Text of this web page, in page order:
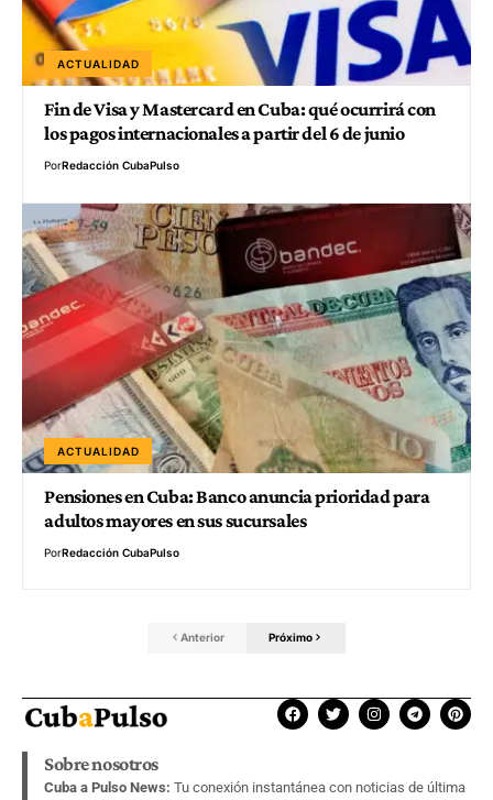
ACTUALIDAD
Fin de Visa y Mastercard en Cuba: qué ocurrirá con
los pagos internacionales a partir del 6 de junio
PorRedacción CubaPulso
ACTUALIDAD
Pensiones en Cuba: Banco anuncia prioridad para
adultos mayores en sus sucursales
PorRedacción CubaPulso
Anterior Próximo
Sobre nosotros
Cuba a Pulso News: Tu conexión instantánea con noticias de última